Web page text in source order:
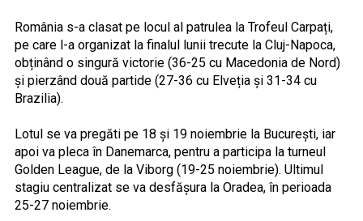
România s-a clasat pe locul al patrulea la Trofeul Carpați,
pe care l-a organizat la finalul lunii trecute la Cluj-Napoca,
obținând o singură victorie (36-25 cu Macedonia de Nord)
și pierzând două partide (27-36 cu Elveția și 31-34 cu
Brazilia).
Lotul se va pregăti pe 18 și 19 noiembrie la București, iar
apoi va pleca în Danemarca, pentru a participa la turneul
Golden League, de la Viborg (19-25 noiembrie). Ultimul
stagiu centralizat se va desfășura la Oradea, în perioada
25-27 noiembrie.